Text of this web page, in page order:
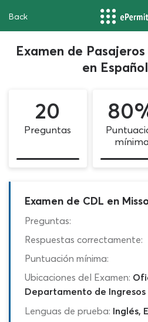
Back
Examen de
en
20
Preguntas
mínima
Examen de CDL en
Preguntas:
Respuestas correctamente:
Puntuación mínima:
Ubicaciones del Examen:
Departamento de Ingresos
Lenguas de prueba: Inglés,